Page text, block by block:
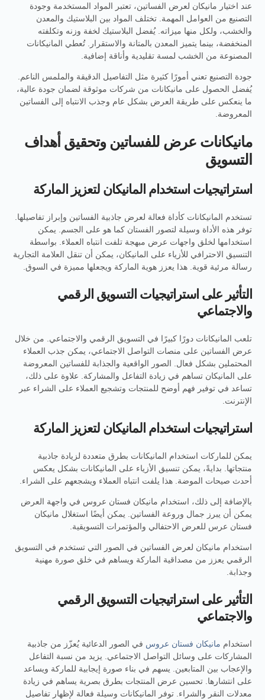
عند اختيار مانيكان لعرض الفساتين، تعتبر المواد المستخدمة وجودة
التصنيع من العوامل المهمة. تختلف المواد بين البلاستيك والمعدن
والخشب، ولكل منها ميزاته. يُفضل البلاستيك لخفة وزنه وتكلفته
المنخفضة، بينما يتميز المعدن بالمتانة والاستقرار. تُعطي المانيكانات
المصنوعة من الخشب لمسة تقليدية وأناقة إضافية.
جودة التصنيع تعني أمورًا كثيرة مثل التفاصيل الدقيقة والملمس الناعم.
يُفضل الحصول على مانيكانات من شركات موثوقة لضمان جودة عالية،
ما ينعكس على طريقة العرض بشكل عام وجذب الانتباه إلى الفساتين
المعروضة.
مانيكانات عرض للفساتين وتحقيق أهداف
التسويق
استراتيجيات استخدام المانيكان لتعزيز الماركة
تستخدم المانيكانات كأداة فعالة لعرض جاذبية الفساتين وإبراز تفاصيلها.
توفر هذه الأداة وسيلة لتصور الفستان كما هو على الجسم. يمكن
استخدامها لخلق واجهات عرض مبهجة تلفت انتباه العملاء. بواسطة
التنسيق الاحترافي للأزياء على المانيكان، يمكن أن تنقل العلامة التجارية
رسالة مرئية قوية. هذا يعزز هوية الماركة ويجعلها مميزة في السوق.
التأثير على استراتيجيات التسويق الرقمي
والاجتماعي
تلعب المانيكانات دورًا كبيرًا في التسويق الرقمي والاجتماعي. من خلال
عرض الفساتين على منصات التواصل الاجتماعي، يمكن جذب العملاء
المحتملين بشكل فعال. الصور الواقعية والجذابة للفساتين المعروضة
على المانيكان تساهم في زيادة التفاعل والمشاركة. علاوة على ذلك،
تساعد في توفير فهم أوضح للمنتجات وتشجيع العملاء على الشراء عبر
الإنترنت.
استراتيجيات استخدام المانيكان لتعزيز الماركة
يمكن للماركات استخدام المانيكانات بطرق متعددة لزيادة جاذبية
منتجاتها. بدايةً، يمكن تنسيق الأزياء على المانيكانات بشكل يعكس
أحدث صيحات الموضة. هذا يلفت انتباه العملاء ويشجعهم على الشراء.
بالإضافة إلى ذلك، استخدام مانيكان فستان عروس في واجهة العرض
يمكن أن يبرز جمال وروعة الفساتين. يمكن أيضًا استغلال مانيكان
فستان عرس للعرض الاحتفالي والمؤتمرات التسويقية.
استخدام مانيكان لعرض الفساتين في الصور التي تستخدم في التسويق
الرقمي يعزز من مصداقية الماركة ويساهم في خلق صورة مهنية
وجذابة.
التأثير على استراتيجيات التسويق الرقمي
والاجتماعي
استخدام مانيكان فستان عروس في الصور الدعائية يُعزّز من جاذبية
المشاركات على وسائل التواصل الاجتماعي. يزيد من نسبة التفاعل
والإعجاب بين المتابعين. يسهم في بناء صورة إيجابية للماركة ويساعد
على انتشارها. تحسين عرض المنتجات بطرق بصرية يساهم في زيادة
معدلات النقر والشراء. توفر المانيكانات وسيلة فعالة لإظهار تفاصيل